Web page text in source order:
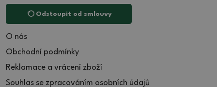
Odstoupit od smlouvy
O nás
Obchodní podmínky
Reklamace a vrácení zboží
Souhlas se zpracováním osobních údajů